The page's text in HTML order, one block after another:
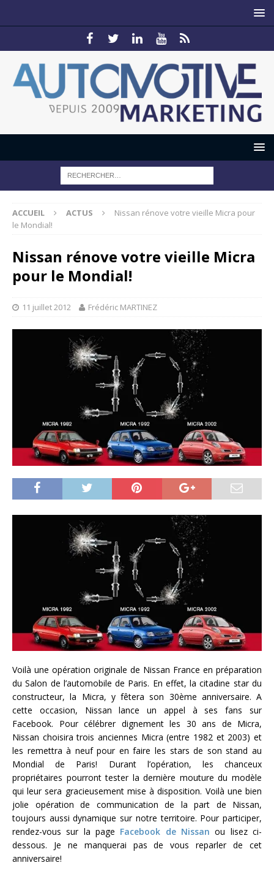
ACCUEIL ACTUS
Nissan rénove votre vieille Micra pour
le Mondial!
Nissan rénove votre vieille Micra
pour le Mondial!
11 juillet 2012 Frédéric MARTINEZ
Voilà une opération originale de Nissan France en préparation
du Salon de l’automobile de Paris. En effet, la citadine star du
constructeur, la Micra, y fêtera son 30ème anniversaire. A
cette occasion, Nissan lance un appel à ses fans sur
Facebook. Pour célébrer dignement les 30 ans de Micra,
Nissan choisira trois anciennes Micra (entre 1982 et 2003) et
les remettra à neuf pour en faire les stars de son stand au
Mondial de Paris! Durant l’opération, les chanceux
propriétaires pourront tester la dernière mouture du modèle
qui leur sera gracieusement mise à disposition. Voilà une bien
jolie opération de communication de la part de Nissan,
toujours aussi dynamique sur notre territoire. Pour participer,
rendez-vous sur la page Facebook de Nissan ou lisez ci-
dessous. Je ne manquerai pas de vous reparler de cet
anniversaire!